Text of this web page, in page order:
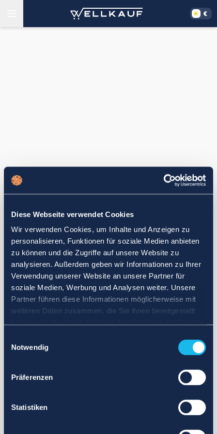
Diese Webseite verwendet Cookies
Wir verwenden Cookies, um Inhalte und Anzeigen zu
personalisieren, Funktionen für soziale Medien anbieten
zu können und die Zugriffe auf unsere Website zu
analysieren. Außerdem geben wir Informationen zu Ihrer
Verwendung unserer Website an unsere Partner für
soziale Medien, Werbung und Analysen weiter. Unsere
Partner führen diese Informationen möglicherweise mit
weiteren Daten zusammen, die Sie ihnen bereitgestellt
Notwendig
Präferenzen
Statistiken